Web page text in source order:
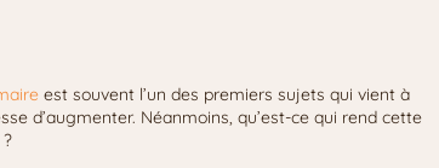
est souvent l’un des premiers sujets qui vient à
d’augmenter. Néanmoins, qu’est-ce qui rend cette